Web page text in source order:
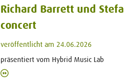
Richard Barrett und
concert
veröffentlicht am 24.06.2026
präsentiert vom Hybrid Music Lab